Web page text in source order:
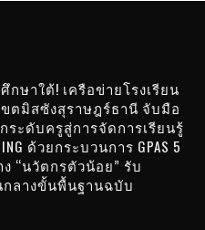
กษาใต้! เครือข่ายโรงเรียน
ตมิสซังสุราษฎร์ธานี จับมือ
ระดับครูสู่การจัดการเรียนรู้
ด้วยกระบวนการ GPAS 5
ง “นวัตกรตัวน้อย” รับ
ลางขั้นพื้นฐานฉบับ